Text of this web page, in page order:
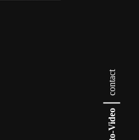
Foto-Video
contact